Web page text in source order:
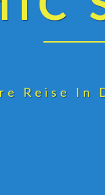
Reise In